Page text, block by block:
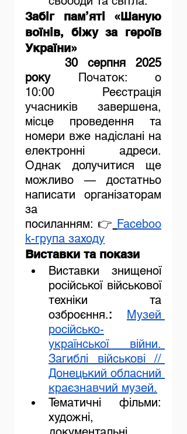
Забіг пам’яті «Шаную
воїнів, біжу за героїв
України»
30 серпня 2025
року Початок: о
10:00 Реєстрація
учасників завершена,
місце проведення та
номери вже надіслані на
електронні адреси.
Однак долучитися ще
можливо — достатньо
написати організаторам
за
посиланням: 👉 Faceboo
k-група заходу
Виставки та покази
Виставки знищеної
російської військової
техніки та
озброєння.:
Музей
російсько-
української війни.
Загиблі військові //
Донецький обласний
краєзнавчий музей.
Тематичні фільми:
художні,